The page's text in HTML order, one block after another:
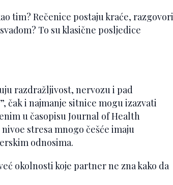
tim? Rečenice postaju kraće, razgovori
To su klasične posljedice
razdražljivost, nervozu i pad
čak i najmanje sitnice mogu izazvati
u časopisu Journal of Health
stresa mnogo češće imaju
odnosima.
okolnosti koje partner ne zna kako da